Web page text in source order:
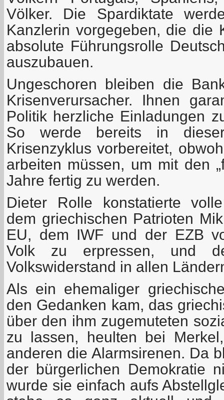
Völker. Die Spardiktate
Kanzlerin vorgegeben, die die
absolute Führungsrolle
auszubauen.
Ungeschoren bleiben die
Krisenverursacher. Ihnen
Politik herzliche Einladungen
So werde bereits in
Krisenzyklus vorbereitet,
arbeiten müssen, um mit den
Jahre fertig zu werden.
Dieter Rolle konstatierte
dem griechischen Patrioten
EU, dem IWF und der EZB
Volk zu erpressen, und
Volkswiderstand in allen
Als ein ehemaliger
den Gedanken kam, das
über den ihm zugemuteten
zu lassen, heulten bei
anderen die Alarmsirenen. Da
der bürgerlichen Demokratie
wurde sie einfach aufs